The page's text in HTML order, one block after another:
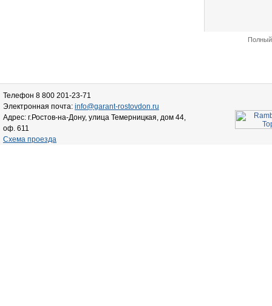
Телефон 8 800 201-23-71
Электронная почта: info@garant-rostovdon.ru
Адрес: г.Ростов-на-Дону, улица Темерницкая, дом 44,
оф. 611
Схема проезда